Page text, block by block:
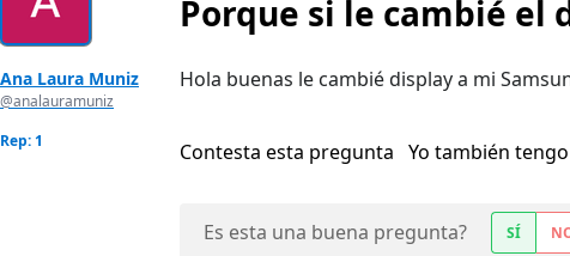
Ana Laura Muniz
@analauramuniz
Rep: 1
Porque si le cambié el
Hola buenas le cambié display a mi
Contesta esta pregunta Yo también
Es esta una buena pregunta? SÍ